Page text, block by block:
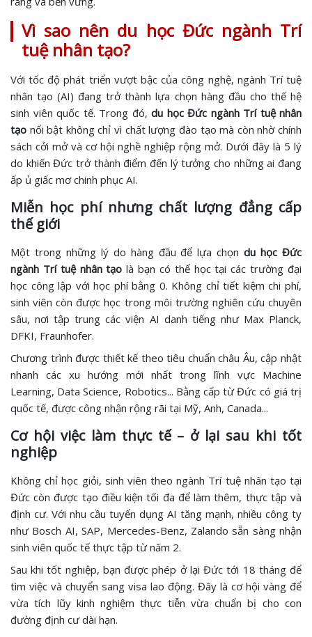
Vì sao nên du học Đức ngành Trí
tuệ nhân tạo?
Với tốc độ phát triển vượt bậc của công nghệ, ngành Trí tuệ
nhân tạo (AI) đang trở thành lựa chọn hàng đầu cho thế hệ
sinh viên quốc tế. Trong đó, du học Đức ngành Trí tuệ nhân
tạo nổi bật không chỉ vì chất lượng đào tạo mà còn nhờ chính
sách cởi mở và cơ hội nghề nghiệp rộng mở. Dưới đây là 5 lý
do khiến Đức trở thành điểm đến lý tưởng cho những ai đang
ấp ủ giấc mơ chinh phục AI.
Miễn học phí nhưng chất lượng đẳng cấp
thế giới
Một trong những lý do hàng đầu để lựa chọndu học Đức
ngành Trí tuệ nhân tạo là bạn có thể học tại các trường đại
học công lập với học phí bằng 0. Không chỉ tiết kiệm chi phí,
sinh viên còn được học trong môi trường nghiên cứu chuyên
sâu, nơi tập trung các viện AI danh tiếng như Max Planck,
DFKI, Fraunhofer.
Chương trình được thiết kế theo tiêu chuẩn châu Âu, cập nhật
nhanh các xu hướng mới nhất trong lĩnh vực Machine
Learning, Data Science, Robotics... Bằng cấp từ Đức có giá trị
quốc tế, được công nhận rộng rãi tại Mỹ, Anh, Canada...
Cơ hội việc làm thực tế – ở lại sau khi tốt
nghiệp
Không chỉ học giỏi, sinh viên theo ngành Trí tuệ nhân tạo tại
Đức còn được tạo điều kiện tối đa để làm thêm, thực tập và
định cư. Với nhu cầu tuyển dụng AI tăng mạnh, nhiều công ty
như Bosch AI, SAP, Mercedes-Benz, Zalando sẵn sàng nhận
sinh viên quốc tế thực tập từ năm 2.
Sau khi tốt nghiệp, bạn được phép ở lại Đức tới 18 tháng để
tìm việc và chuyển sang visa lao động. Đây là cơ hội vàng để
vừa tích lũy kinh nghiệm thực tiễn vừa chuẩn bị cho con
đường định cư dài hạn.